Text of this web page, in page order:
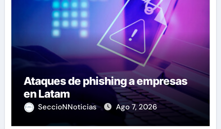
Ataques de phishing a empresas
en Latam
SeccioNNoticias Ago 7, 2026